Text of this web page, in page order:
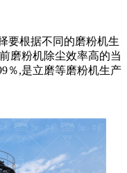
要根据不同的磨粉机生
磨粉机除尘效率高的当
％,是立磨等磨粉机生产